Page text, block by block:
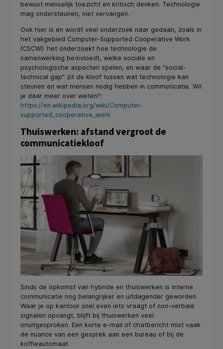
bewust menselijk toezicht en kritisch denken. Technologie
mag ondersteunen, niet vervangen.
Ook hier is en wordt veel onderzoek naar gedaan, zoals in
het vakgebied Computer-Supported Cooperative Work
(CSCW): het onderzoekt hoe technologie de
samenwerking beïnvloedt, welke sociale en
psychologische aspecten spelen, en waar de “social-
technical gap” zit de kloof tussen wat technologie kan
steunen en wat mensen nodig hebben in communicatie. Wil
je daar meer over weten?:
https://en.wikipedia.org/wiki/Computer-
supported_cooperative_work
Thuiswerken: afstand vergroot de
communicatiekloof
Sinds de opkomst van hybride en thuiswerken is interne
communicatie nog belangrijker en uitdagender geworden.
Waar je op kantoor snel even iets vraagt of non-verbale
signalen opvangt, blijft bij thuiswerken veel
onuitgesproken. Een korte e-mail of chatbericht mist vaak
de nuance van een gesprek aan een bureau of bij de
koffieautomaat.